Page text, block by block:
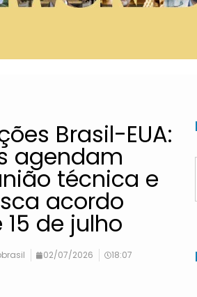
Brasil-EUA:
agendam
técnica e
acordo
de julho
02/07/2026 18:07